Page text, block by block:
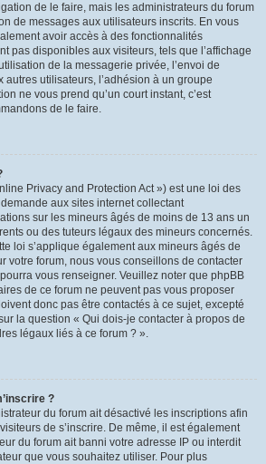
de le faire, mais les administrateurs du forum
de messages aux utilisateurs inscrits. En vous
avoir accès à des fonctionnalités
pas disponibles aux visiteurs, tels que l’affichage
de la messagerie privée, l’envoi de
utilisateurs, l’adhésion à un groupe
ne vous prend qu’un court instant, c’est
de le faire.
Privacy and Protection Act ») est une loi des
aux sites internet collectant
sur les mineurs âgés de moins de 13 ans un
ou des tuteurs légaux des mineurs concernés.
loi s’applique également aux mineurs âgés de
votre forum, nous vous conseillons de contacter
vous renseigner. Veuillez noter que phpBB
de ce forum ne peuvent pas vous proposer
donc pas être contactés à ce sujet, excepté
la question « Qui dois-je contacter à propos de
légaux liés à ce forum ? ».
?
du forum ait désactivé les inscriptions afin
de s’inscrire. De même, il est également
du forum ait banni votre adresse IP ou interdit
que vous souhaitez utiliser. Pour plus